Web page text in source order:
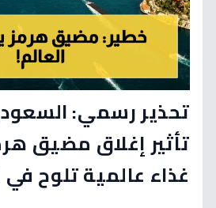
تحذير رسمي:
تأثير إغلاق مضيق
غذاء عالمية تلوح